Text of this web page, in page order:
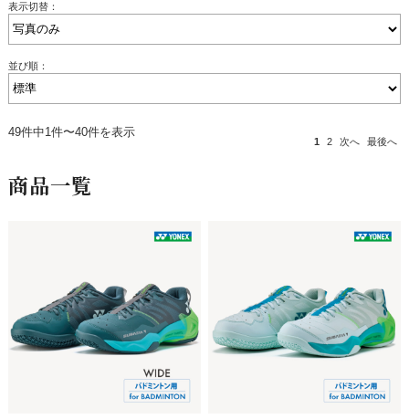
表示切替：
並び順：
49件中1件〜40件を表示
1 2 次へ 最後へ
商品一覧